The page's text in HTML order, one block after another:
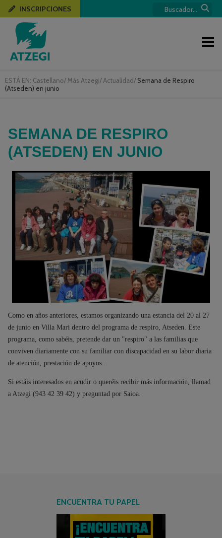
ESTÁ EN: Castellano/ Más Atzegi/ Actualidad/ Semana de Respiro
(Atseden) en junio
INSCRIPCIONES
SEMANA DE RESPIRO
(ATSEDEN) EN JUNIO
Como en años anteriores, estamos organizando una estancia del 20 al 27
de junio en Villa Mari dentro del programa de respiro, Atseden. Este
programa, como sabéis, pretende dar un "respiro" a las familias que
conviven diariamente con su familiar con discapacidad en su labor diaria
de atención, prestación de apoyos...
Si estáis interesados en acudir o queréis recibir más información, llamad
a Atzegi (943 42 39 42) y preguntad por Saioa.
ENCUENTRA TU PAPEL